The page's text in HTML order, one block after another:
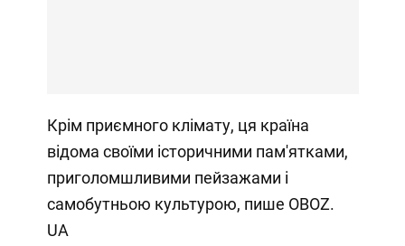
Крім приємного клімату, ця країна
відома своїми історичними пам'ятками,
приголомшливими пейзажами і
самобутньою культурою, пише OBOZ.
UA